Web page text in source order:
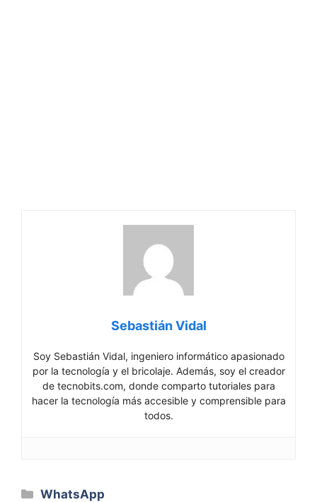
Sebastián Vidal
Soy Sebastián Vidal, ingeniero informático apasionado
por la tecnología y el bricolaje. Además, soy el creador
de tecnobits.com, donde comparto tutoriales para
hacer la tecnología más accesible y comprensible para
todos.
Categorías
WhatsApp